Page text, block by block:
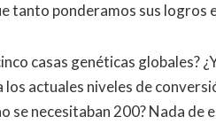
tanto ponderamos sus logros
casas genéticas globales?
los actuales niveles de
se necesitaban 200? Nada de